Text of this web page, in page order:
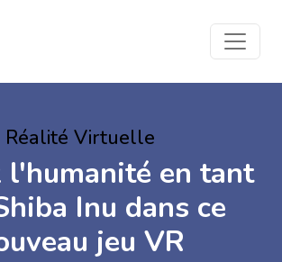
Réalité Virtuelle
l'humanité en tant
Inu dans ce
jeu VR